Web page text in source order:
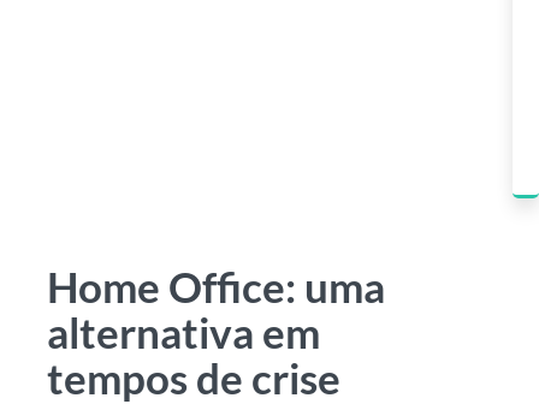
Home Office: uma
alternativa em
tempos de crise